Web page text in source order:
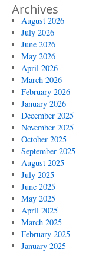
Archives
August 2026
July 2026
June 2026
May 2026
April 2026
March 2026
February 2026
January 2026
December 2025
November 2025
October 2025
September 2025
August 2025
July 2025
June 2025
May 2025
April 2025
March 2025
February 2025
January 2025